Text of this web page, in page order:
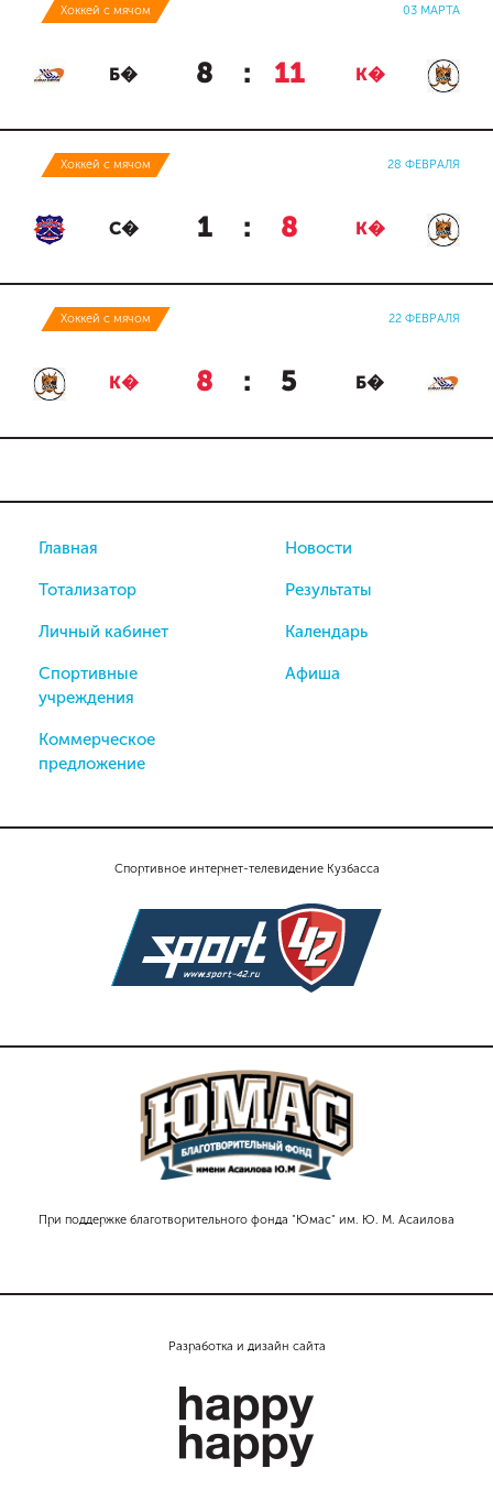
Хоккей с мячом 03 МАРТА
Б� 8 : 11 К�
Хоккей с мячом 28 ФЕВРАЛЯ
С� 1 : 8 К�
Хоккей с мячом 22 ФЕВРАЛЯ
К� 8 : 5 Б�
Спортивное интернет-телевидение Кузбасса
При поддержке благотворительного фонда "Юмас" им. Ю. М. Асаилова
Главная
Тотализатор
Личный кабинет
Спортивные
учреждения
Коммерческое
предложение
Новости
Результаты
Календарь
Афиша
Разработка и дизайн сайта